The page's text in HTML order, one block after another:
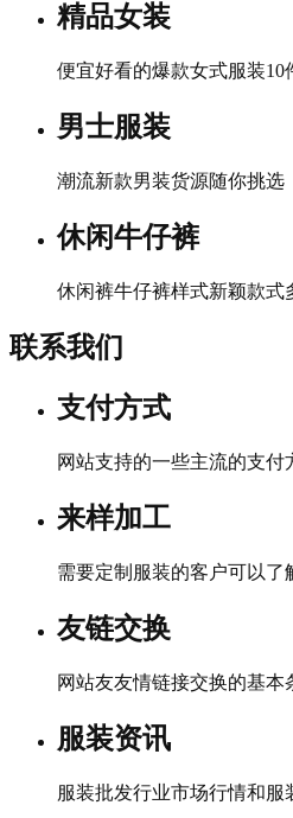
精品女装
便宜好看的爆款女式服装10
男士服装
潮流新款男装货源随你挑选
休闲牛仔裤
休闲裤牛仔裤样式新颖款式
联系我们
支付方式
网站支持的一些主流的支付
来样加工
需要定制服装的客户可以了
友链交换
网站友友情链接交换的基本
服装资讯
服装批发行业市场行情和